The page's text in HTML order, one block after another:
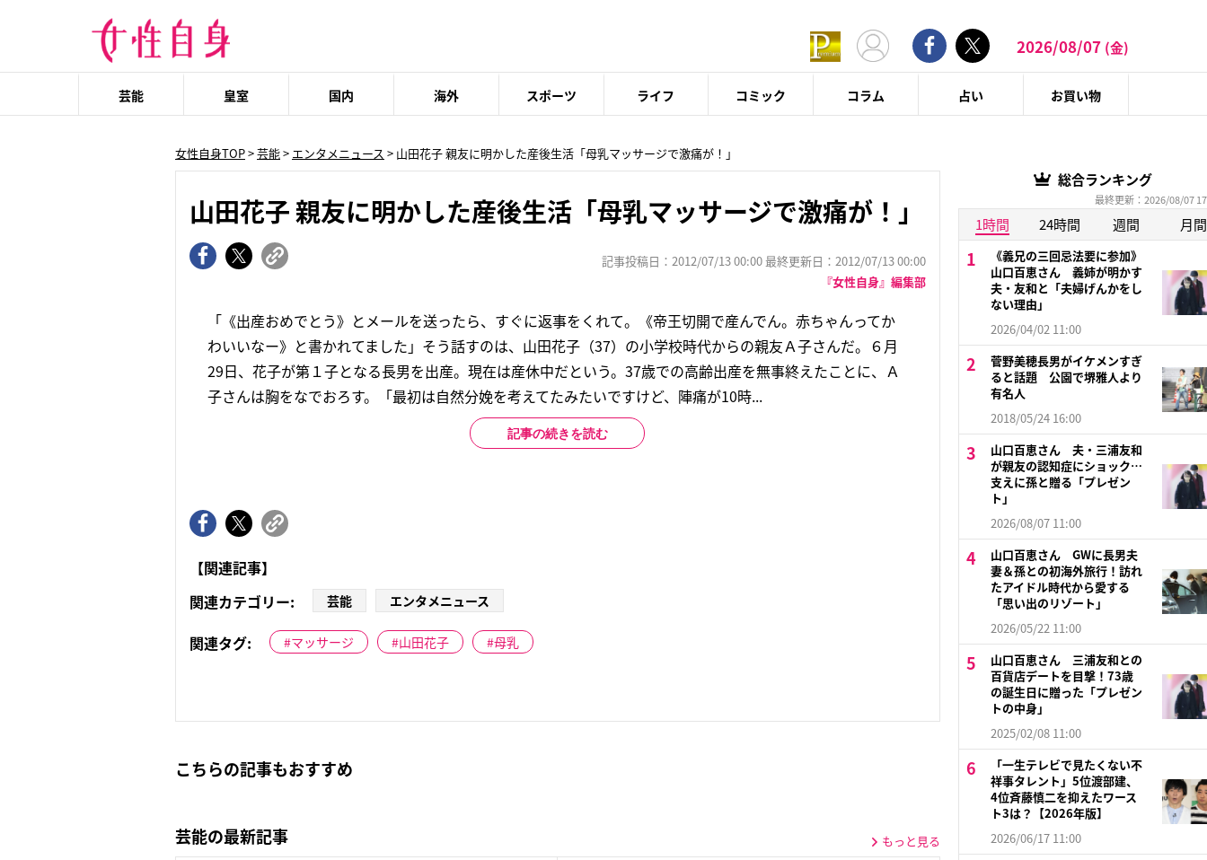
2026/08/07 (金)
芸能 皇室 国内 海外 スポーツ ライフ コミック コラム 占い お買い物
女性自身TOP>芸能> エンタメニュース > 山田花子 親友に明かした産後生活「母乳マッサージで激痛が！」
山田花子 親友に明かした産後生活「母乳マッサージで激痛が！」
記事投稿日：2012/07/13 00:00 最終更新日：2012/07/13 00:00
『女性自身』編集部
「《出産おめでとう》とメールを送ったら、すぐに返事をくれて。《帝王切開で産んでん。赤ちゃんってか
わいいなー》と書かれてました」そう話すのは、山田花子（37）の小学校時代からの親友Ａ子さんだ。６月
29日、花子が第１子となる長男を出産。現在は産休中だという。37歳での高齢出産を無事終えたことに、Ａ
子さんは胸をなでおろす。「最初は自然分娩を考えてたみたいですけど、陣痛が10時...
記事の続きを読む
【関連記事】
関連カテゴリー:
芸能 エンタメニュース
関連タグ: マッサージ 山田花子 母乳
こちらの記事もおすすめ
芸能の最新記事 もっと見る
総合ランキング
最終更新：2026/08/07
1時間 24時間 週間 月間
《義兄の三回忌法要に参加》
山口百恵さん 義姉が明かす
夫・友和と「夫婦げんかをし
ない理由」
2026/04/02 11:00
菅野美穂長男がイケメンすぎ
ると話題 公園で堺雅人より
有名人
2018/05/24 16:00
山口百恵さん 夫・三浦友和
が親友の認知症にショック…
支えに孫と贈る「プレゼン
ト」
2026/08/07 11:00
山口百恵さん GWに長男夫
妻＆孫との初海外旅行！訪れ
たアイドル時代から愛する
「思い出のリゾート」
2026/05/22 11:00
山口百恵さん 三浦友和との
百貨店デートを目撃！73歳
の誕生日に贈った「プレゼン
トの中身」
2025/02/08 11:00
「一生テレビで見たくない不
祥事タレント」5位渡部建、
4位斉藤慎二を抑えたワース
ト3は？【2026年版】
2026/06/17 11:00